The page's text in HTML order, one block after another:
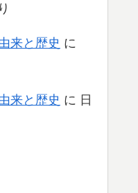
来と歴史 に
来と歴史 に 日